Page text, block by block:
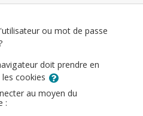
ou mot de passe
doit prendre en
cookies
au moyen du
: